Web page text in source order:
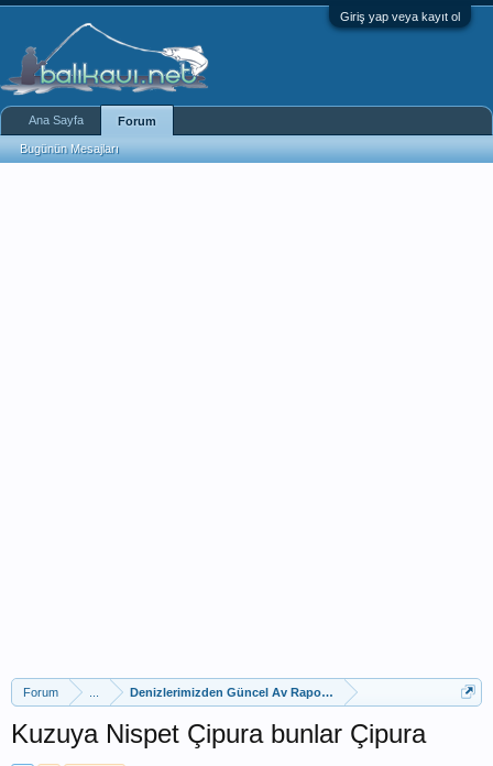
Giriş yap veya kayıt ol
Forum Denizlerimizden Güncel Av Raporları
Kuzuya Nispet Çipura bunlar Çipura
Ana Sayfa Forum
Bugünün Mesajları